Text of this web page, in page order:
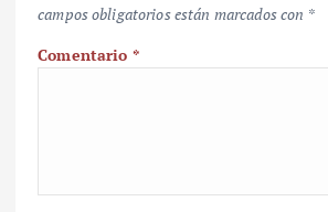
campos obligatorios están marcados con *
Comentario *